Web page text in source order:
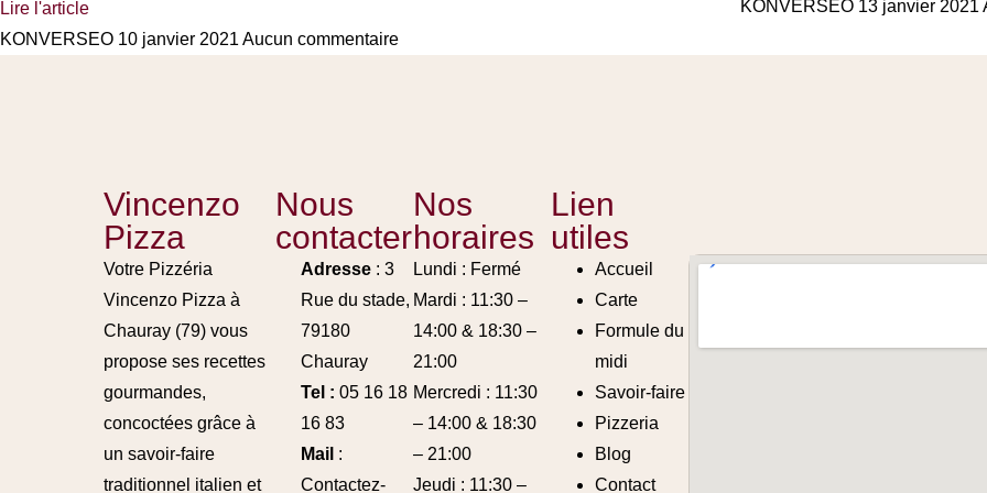
Lire l'article
KONVERSEO 10 janvier 2021 Aucun commentaire
KONVERSEO 13 janvier 2021
Vincenzo
Pizza
Votre Pizzéria
Vincenzo Pizza à
Chauray (79) vous
propose ses recettes
gourmandes,
concoctées grâce à
un savoir-faire
traditionnel italien et
Nous
contacter
Adresse: 3
Rue du stade,
79180
Chauray
Tel : 05 16 18
16 83
Mail :
Contactez-
Nos
horaires
Lundi : Fermé
Mardi : 11:30 –
14:00 & 18:30 –
21:00
Mercredi : 11:30
– 14:00 & 18:30
– 21:00
Jeudi : 11:30 –
Lien
utiles
Accueil
Carte
Formule du
midi
Savoir-faire
Pizzeria
Blog
Contact